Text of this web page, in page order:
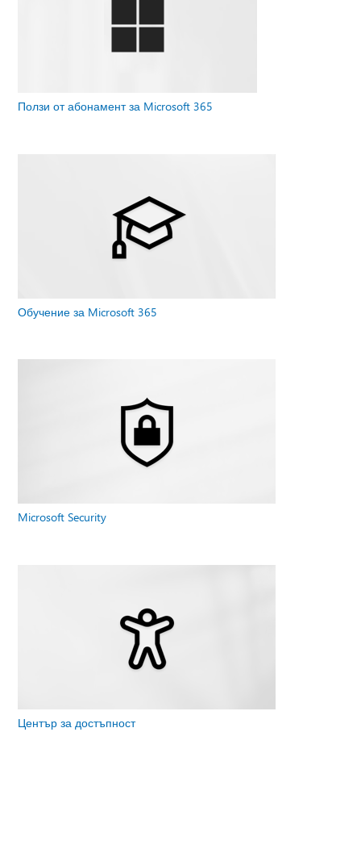
Ползи от абонамент за Microsoft 365
Обучение за Microsoft 365
Microsoft Security
Център за достъпност